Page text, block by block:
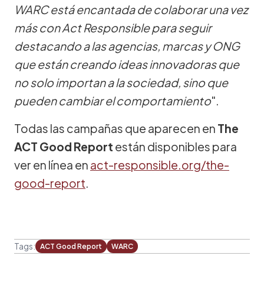
WARC está encantada de colaborar una vez
más con Act Responsible para seguir
destacando a las agencias, marcas y ONG
que están creando ideas innovadoras que
no solo importan a la sociedad, sino que
pueden cambiar el comportamiento".
Todas las campañas que aparecen en The
ACT Good Report están disponibles para
ver en línea en act-responsible.org/the-
good-report.
Tags: ACT Good Report WARC